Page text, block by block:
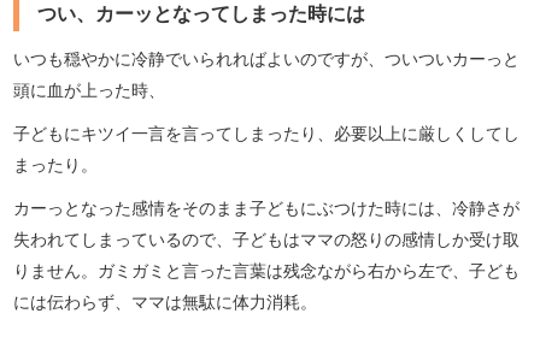
つい、カーッとなってしまった時には
いつも穏やかに冷静でいられればよいのですが、ついついカーっと
頭に血が上った時、
子どもにキツイ一言を言ってしまったり、必要以上に厳しくしてし
まったり。
カーっとなった感情をそのまま子どもにぶつけた時には、冷静さが
失われてしまっているので、子どもはママの怒りの感情しか受け取
りません。ガミガミと言った言葉は残念ながら右から左で、子ども
には伝わらず、ママは無駄に体力消耗。